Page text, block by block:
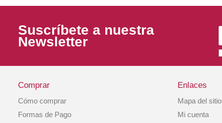
Correa Perro Nylon Basic Violeta Talla 4
Suscríbete a nuestra
Newsletter
Comprar
Cómo comprar
Formas de Pago
Enlaces
Mapa del sitio
Mi cuenta